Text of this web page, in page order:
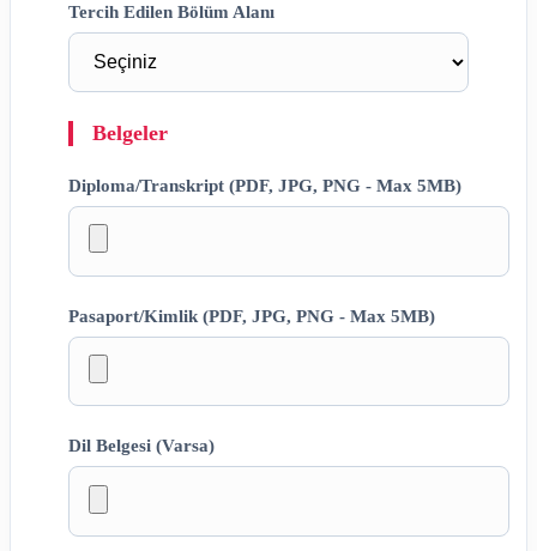
Tercih Edilen Bölüm Alanı
Belgeler
Diploma/Transkript (PDF, JPG, PNG - Max 5MB)
Pasaport/Kimlik (PDF, JPG, PNG - Max 5MB)
Dil Belgesi (Varsa)